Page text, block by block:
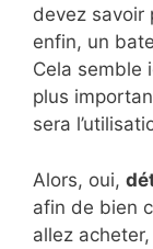
devez savoir
enfin, un
Cela semble
plus
sera
Alors, oui,
afin de bien
allez